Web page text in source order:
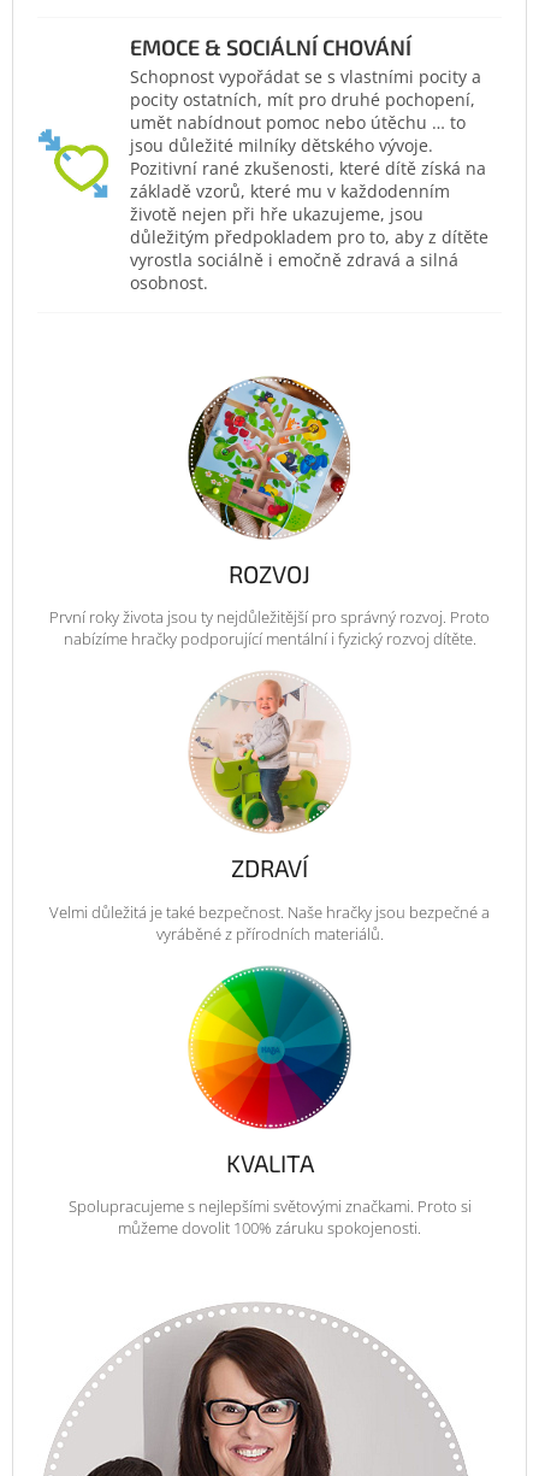
EMOCE & SOCIÁLNÍ CHOVÁNÍ
Schopnost vypořádat se s vlastními pocity a
pocity ostatních, mít pro druhé pochopení,
umět nabídnout pomoc nebo útěchu … to
jsou důležité milníky dětského vývoje.
Pozitivní rané zkušenosti, které dítě získá na
základě vzorů, které mu v každodenním
životě nejen při hře ukazujeme, jsou
důležitým předpokladem pro to, aby z dítěte
vyrostla sociálně i emočně zdravá a silná
osobnost.
ROZVOJ
První roky života jsou ty nejdůležitější pro správný rozvoj. Proto
nabízíme hračky podporující mentální i fyzický rozvoj dítěte.
ZDRAVÍ
Velmi důležitá je také bezpečnost. Naše hračky jsou bezpečné a
vyráběné z přírodních materiálů.
KVALITA
Spolupracujeme s nejlepšími světovými značkami. Proto si
můžeme dovolit 100% záruku spokojenosti.